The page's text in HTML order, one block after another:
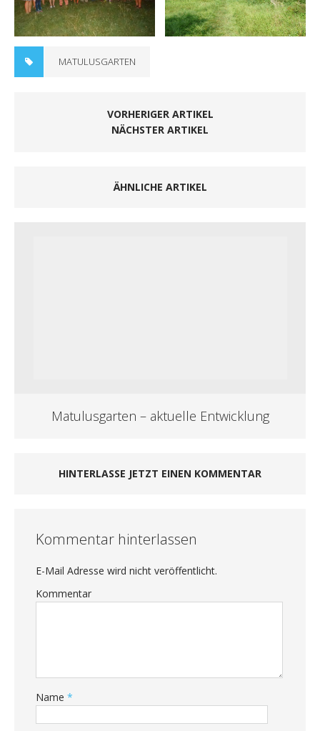
MATULUSGARTEN
VORHERIGER ARTIKEL
NÄCHSTER ARTIKEL
ÄHNLICHE ARTIKEL
Matulusgarten – aktuelle Entwicklung
HINTERLASSE JETZT EINEN KOMMENTAR
Kommentar hinterlassen
E-Mail Adresse wird nicht veröffentlicht.
Kommentar
Name *